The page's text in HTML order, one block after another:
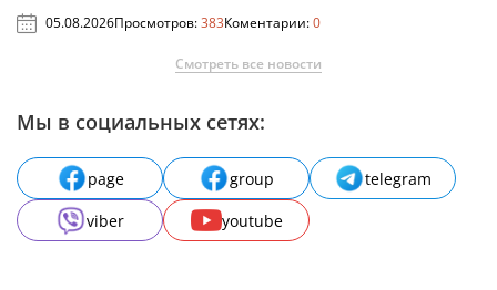
05.08.2026Просмотров:383Коментарии:0
Смотреть все новости
Мы в социальных сетях:
page group
telegram
viber
youtube